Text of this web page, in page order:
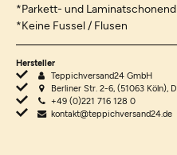
*Parkett- und
*Keine Fussel / Flusen
Hersteller
Teppichversand24 GmbH
Berliner Str. 2-6, (51063 Köln),
+49 (0)221 716 128 0
kontakt@teppichversand24.de